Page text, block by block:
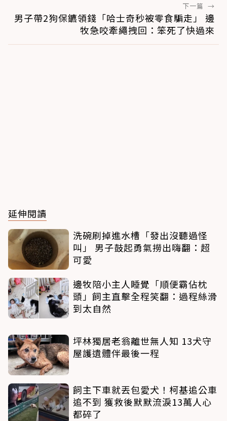
下一篇 →
男子帶2狗保鑣領錢「哈士奇秒被零食騙走」 邊
牧急咬牽繩拽回：笨死了快過來
延伸閱讀
洗碗刷掉進水槽「發出沒聽過怪
叫」 男子鼓起勇氣撈出嗨翻：超
可愛
邊牧陪小主人睡覺「順便霸佔枕
頭」飼主直擊全程笑翻：過程絲滑
到太自然
坪林獨居老翁離世無人知 13犬守
屋護遺體伴最後一程
飼主下車就丟包愛犬！柯基追公車
追不到 獲救後默默流淚13萬人心
都碎了